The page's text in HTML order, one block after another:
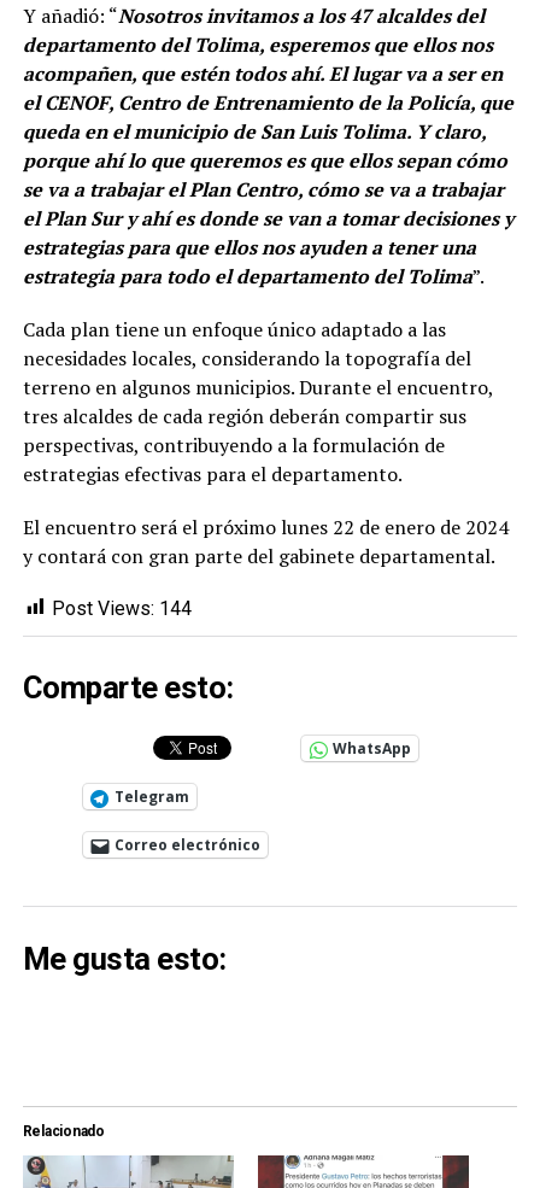
Y añadió: “Nosotros invitamos a los 47 alcaldes del
departamento del Tolima, esperemos que ellos nos
acompañen, que estén todos ahí. El lugar va a ser en
el CENOF, Centro de Entrenamiento de la Policía, que
queda en el municipio de San Luis Tolima. Y claro,
porque ahí lo que queremos es que ellos sepan cómo
se va a trabajar el Plan Centro, cómo se va a trabajar
el Plan Sur y ahí es donde se van a tomar decisiones y
estrategias para que ellos nos ayuden a tener una
estrategia para todo el departamento del Tolima”.
Cada plan tiene un enfoque único adaptado a las
necesidades locales, considerando la topografía del
terreno en algunos municipios. Durante el encuentro,
tres alcaldes de cada región deberán compartir sus
perspectivas, contribuyendo a la formulación de
estrategias efectivas para el departamento.
El encuentro será el próximo lunes 22 de enero de 2024
y contará con gran parte del gabinete departamental.
Post Views: 144
Comparte esto:
WhatsApp
Telegram
Correo electrónico
Me gusta esto:
Relacionado